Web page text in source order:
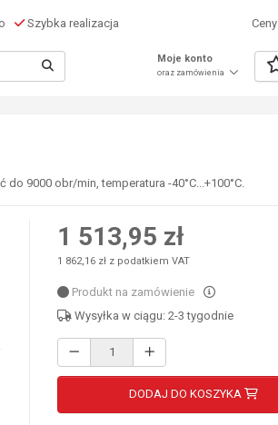
Szybka realizacja Ceny
Moje konto
oraz zamówienia
9000 obr/min, temperatura -40°C...+100°C.
1 513,95 zł
1 862,16 zł z podatkiem VAT
Produkt na zamówienie
Wysyłka w ciągu: 2-3 tygodnie
DODAJ DO KOSZYKA